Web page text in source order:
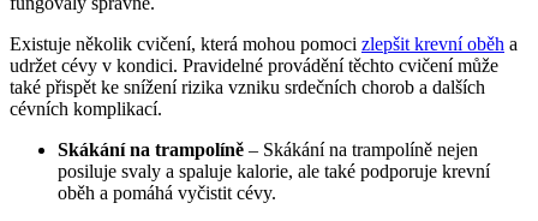
Existuje několik cvičení, která mohou pomoci zlepšit krevní oběh a
udržet cévy v kondici. Pravidelné provádění těchto cvičení může
také přispět ke snížení rizika vzniku srdečních chorob a dalších
cévních komplikací.
Skákání na trampolíně – Skákání na trampolíně nejen
posiluje svaly a spaluje kalorie, ale také podporuje krevní
oběh a pomáhá vyčistit cévy.